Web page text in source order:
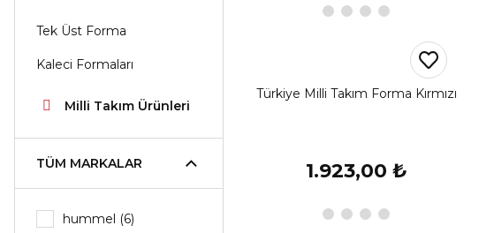
Tek Üst Forma
Kaleci Formaları
Milli Takım Ürünleri
TÜM MARKALAR
hummel (6)
Türkiye Milli Takım Forma Kırmızı
1.923,00 ₺